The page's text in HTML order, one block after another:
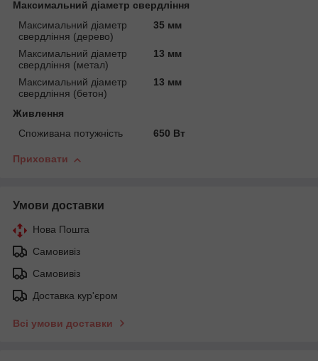
Максимальний діаметр свердління
Максимальний діаметр
свердління (дерево)
35 мм
Максимальний діаметр
свердління (метал)
13 мм
Максимальний діаметр
свердління (бетон)
13 мм
Живлення
Споживана потужність
650 Вт
Приховати
Умови доставки
Нова Пошта
Самовивіз
Самовивіз
Доставка кур'єром
Всі умови доставки